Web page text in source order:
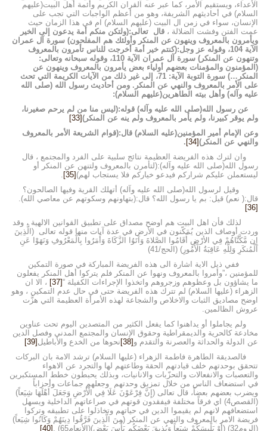
الأعداء، ويستقيم الأمر، كما عبر عنه القران الكريم وأئمة أهل البيت(عليهم
السلام) في أحاديثهم الشريفة، وهو من أعظم الواجبات التي تجب على
الإنسان، سواء في زمن ال البيت (عليهم السلام) ام في هذا الزمان حيث
عمت الفتن وفشت الضلالة ، قال تعالى:(ولتكن منكم أمة يدعون إلى الخير
ويأمرون بالمعروف وينهون عن المنكر وأولئك هم المفلحون) سورة آل عمران
الآية 104، وقوله عز وجل:(كنتم خير أمة أخرجت للناس تأمرون بالمعروف
وتنهون عن المنكر) سورة آل عمران الآية 110، وقوله سبحانه وتعالى:
(المؤمنون والمؤمنات بعضهم أولياء بعض يأمرون بالمعروف وينهون عن
المنكر…) سورة التوبة الآية: 71، إلى غير ذلك من الآيات الكريمة التي تحث
على الأمر بالمعروف والنهي عن المنكر. ومن أحاديث رسول الله (صلى الله
عليه وآله) وأهل بيته الطاهرين(عليهم السلام):
عن رسول الله(صلى الله عليه وآله) قوله:(ليس منا من لم يرحم صغيرنا،
ولم يوقر كبيرنا، ولم يأمر بالمعروف ولم ينه عن المنكر)[33]
وعن الإمام أمير المؤمنين(عليه السلام) قال:(قوام الشريعة الأمر بالمعروف
والنهي عن المنكر)[34]
.
وان لترك هذه الفريضة العظيمة نتائج سلبية على الفرد والمجتمع ، قال
رسول الله(صلى الله عليه وآله):(لتأمرن بالمعروف ولتنهن عن المنكر أو
ليستعملن عليكم شراركم فيدعو خياركم فلا يستجاب لهم) [35]
.
وقيل لرسول الله(صلى الله عليه وآله) أتهلك القرية وفيها الصالحون؟
قال:( نعم) قيل: بم يا رسول الله؟ قال:(بتهاونهم وسكوتهم عن معاصي الله).
[36]
لذلك فأن اهل البيت هم اوضح مصداق على تطبيق القوانين الالهية ، وقد
وردت أوصاف الذين يُمَكّنون في الأرض في عدة آيات منها قوله تعالى (الَّذِينَ
إِن مَّكَّنَّاهُمْ فِي الأرْضِ أَقَامُوا الصَّلاةَ وَآتَوُا الزَّكَاةَ وَأَمَرُوا بِالْمَعْرُوفِ وَنَهَوْا عَنِ
الْمُنكَرِ وَلِلَّهِ عَاقِبَةُ الْأُمُورِ) (الحج/41)
ففي ذيل الاية اشارة الى هذه الفريضة المباركة في صورة التمكين
للمؤمنين ،”وأمروا بالمعروف ونهوا عن المنكر فلم يتركوا أهل المنكر يفعلون
ما يشاؤون بل وعظوهم وزجروهم واتخذوا الإجراءات الكفيلة “[37]
، الا ان
الزهراء (عليها السلام) لم تترك هذه الفريضة حتى في حال عدم التمكين ، وهو
اوضح مصاديق الثبات والاخلاص والشجاعة لهذه الأمرأة العظيمة التي هزَّت
عروش الظالمين.
ولم يجاملوا أو يداهنوا كما يفعل الكثير من المتصدين اليوم تحت عناوين
مخادعة كالحرية والديمقراطية وحقوق الإنسان والمجتمع المدني وفصل الدين
عن الدولة والحداثة والعصرنة والتقدم و [38] نحوها من الخدع والأباطيل [39]
فالصديقة الطاهرة فاطمة الزهراء (عليها السلام) ترشد الامة بان البركات
تتحقق بوحدتهم خلف قيادتهم الحقة وطاعتهم لها والتجرد عن الاهواء
والتعصبات والانفعالات والتحزّبات والانانيات، وبذلك يحبطون خطط المستكبرين
في استضعاف الناس من خلال تمزيق وحدتهم وجعلهم جماعات وأحزاباً
ويضرب بعضهم بعضاً، قال تعالى (إِنَّ فِرْعَوْنَ عَلَا فِي الْأَرْضِ وَجَعَلَ أَهْلَهَا شِيَعاً)
(القصص4) اي فرقاً مختلفة فيفقدون قوتهم في صراعاتهم الداخلية ويسهل
استضعافهم لانهم لم يقيموا الدين في حياتهم وتخاذلوا على تطبيقه وتركوا
فريضة الامر بالمعروف والنهي عن المنكر (مِنَ الَّذِينَ فَرَّقُوا دِينَهُمْ وَكَانُوا شِيَعاً)
(الروم32) (أَوْ يَلْبِسَكُمْ شِيَعاً وَيُذِيقَ بَعْضَكُم بَأْسَ بَعْضٍ)(الأنعام65) .
[40]